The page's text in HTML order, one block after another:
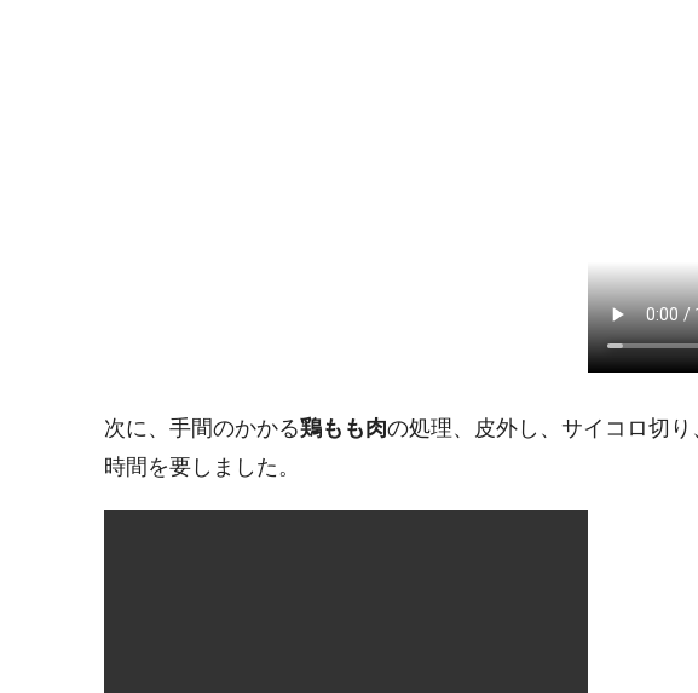
次に、手間のかかる鶏もも肉の処理、皮外し、サイコロ切り
時間を要しました。